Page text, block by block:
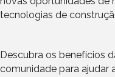
tecnologias de
Descubra os benefícios
comunidade para ajudar